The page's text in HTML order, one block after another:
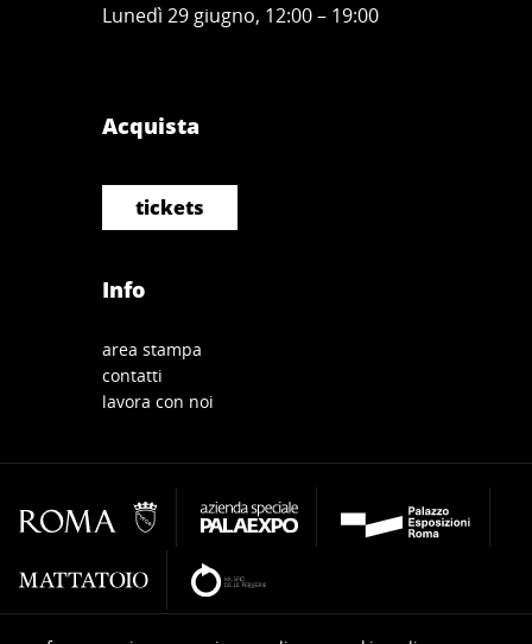
Lunedì 29 giugno, 12:00 – 19:00
Acquista
tickets
Info
area stampa
contatti
lavora con noi